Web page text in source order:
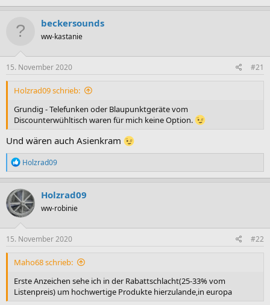
beckersounds
ww-kastanie
15. November 2020 #21
Holzrad09 schrieb:
Grundig - Telefunken oder Blaupunktgeräte vom
Discounterwühltisch waren für mich keine Option.
Und wären auch Asienkram
R
e
a
k
t
i
o
n
e
Holzrad09
Holzrad09
ww-robinie
15. November 2020 #22
Maho68 schrieb:
Erste Anzeichen sehe ich in der Rabattschlacht(25-33% vom
Listenpreis) um hochwertige Produkte hierzulande,in europa